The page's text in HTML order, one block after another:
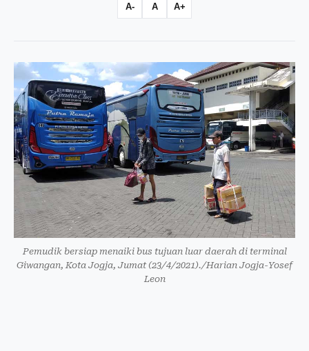
A- A A+
Pemudik bersiap menaiki bus tujuan luar daerah di terminal
Giwangan, Kota Jogja, Jumat (23/4/2021)./Harian Jogja-Yosef
Leon